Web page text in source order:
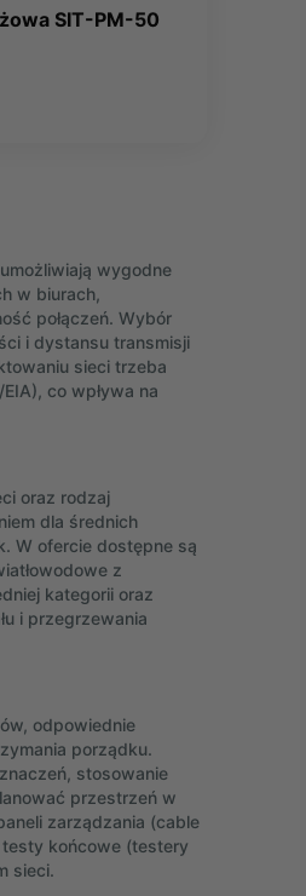
SIT-PM-50
wygodne
w biurach,
połączeń. Wybór
i dystansu transmisji
sieci trzeba
co wpływa na
oraz rodzaj
dla średnich
W ofercie dostępne są
z
kategorii oraz
i przegrzewania
odpowiednie
porządku.
stosowanie
przestrzeń w
zarządzania (cable
końcowe (testery
sieci.